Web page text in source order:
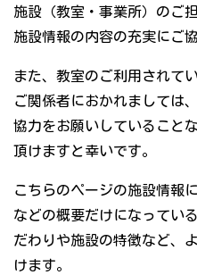
施設（教室・事業所）のご
施設情報の内容の充実にご
また、教室のご利用されて
ご関係者におかれましては
協力をお願いしていること
頂けますと幸いです。
こちらのページの施設情報
などの概要だけになってい
だわりや施設の特徴など、
けます。